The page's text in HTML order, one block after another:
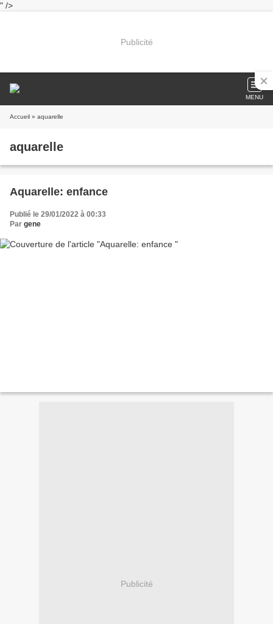
" />
Publicité
MENU
Accueil » aquarelle
aquarelle
Aquarelle: enfance
Publié le 29/01/2022 à 00:33
Par gene
Publicité